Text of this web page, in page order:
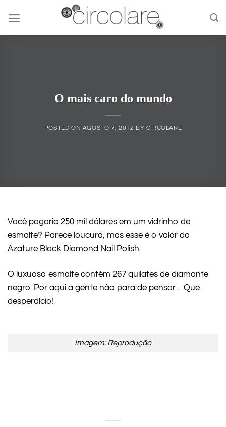
content
O mais caro do mundo
POSTED ON AGOSTO 7, 2012 BY CIRCOLARE
Você pagaria 250 mil dólares em um vidrinho de
esmalte? Parece loucura, mas esse é o valor do
Azature Black Diamond Nail Polish.
O luxuoso esmalte contém 267 quilates de diamante
negro. Por aqui a gente não para de pensar… Que
desperdício!
Imagem: Reprodução